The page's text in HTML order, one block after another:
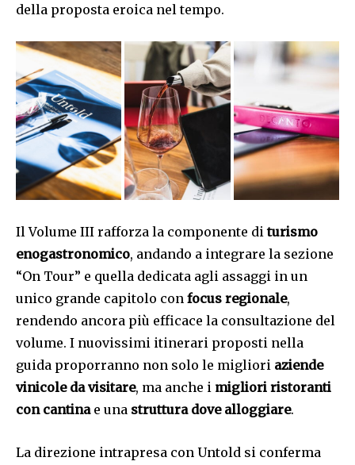
della proposta eroica nel tempo.
Il Volume III rafforza la componente diturismo
enogastronomico, andando a integrare la sezione
“On Tour” e quella dedicata agli assaggi in un
unico grande capitolo con focus regionale,
rendendo ancora più efficace la consultazione del
volume. I nuovissimi itinerari proposti nella
guida proporranno non solo le migliori aziende
vinicole da visitare, ma anche i migliori ristoranti
con cantina e una struttura dove alloggiare.
La direzione intrapresa con Untold si conferma